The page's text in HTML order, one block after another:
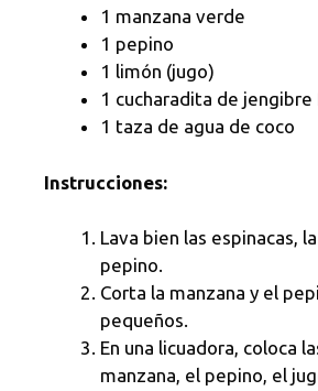
1 manzana verde
1 pepino
1 limón (jugo)
1 cucharadita de
1 taza de agua de coco
Instrucciones:
Lava bien las espinacas,
pepino.
Corta la manzana y el
pequeños.
En una licuadora, coloca
manzana, el pepino, el